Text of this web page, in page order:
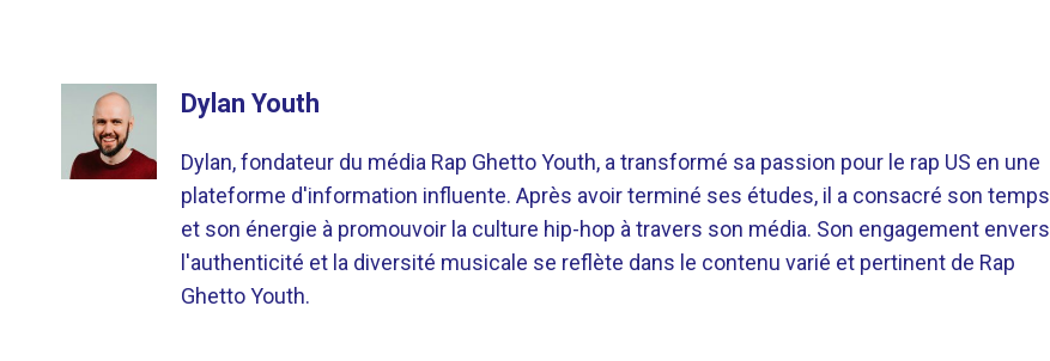
Dylan Youth
Dylan, fondateur du média Rap Ghetto Youth, a transformé sa passion pour le rap US en une
plateforme d'information influente. Après avoir terminé ses études, il a consacré son temps
et son énergie à promouvoir la culture hip-hop à travers son média. Son engagement envers
l'authenticité et la diversité musicale se reflète dans le contenu varié et pertinent de Rap
Ghetto Youth.